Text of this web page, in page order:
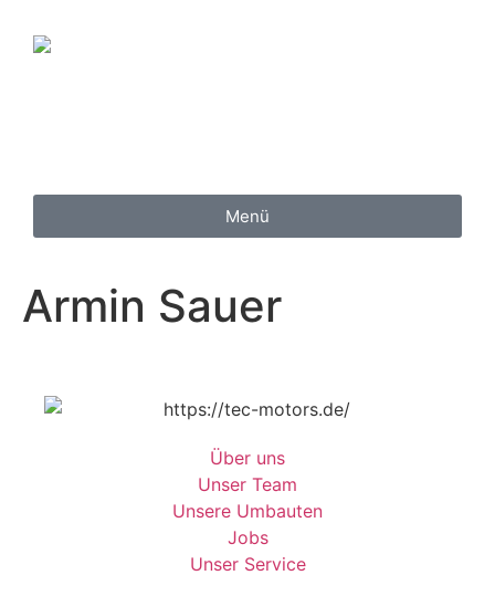
Menü
Armin Sauer
Über uns
Unser Team
Unsere Umbauten
Jobs
Unser Service